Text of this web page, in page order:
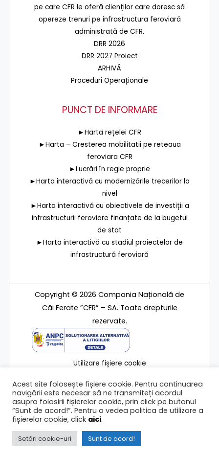
pe care CFR le oferă clienţilor care doresc să
opereze trenuri pe infrastructura feroviară
administrată de CFR.
DRR 2026
DRR 2027 Proiect
ARHIVĂ
Proceduri Operaționale
PUNCT DE INFORMARE
►Harta rețelei CFR
►Harta – Cresterea mobilitatii pe reteaua
feroviara CFR
►Lucrări în regie proprie
►Harta interactivă cu modernizările trecerilor la
nivel
►Harta interactivă cu obiectivele de investiții a
infrastructurii feroviare finanțate de la bugetul
de stat
►Harta interactivă cu stadiul proiectelor de
infrastructură feroviară
Copyright © 2026 Compania Națională de
Căi Ferate ”CFR” – SA. Toate drepturile
rezervate.
Utilizare fișiere cookie
Contact
Ultima modificare a paginii 19/04/2022
Acest site folosește fișiere cookie. Pentru continuarea
navigării este necesar să ne transmiteți acordul
asupra folosirii fișierelor cookie, prin click pe butonul
“Sunt de acord!”. Pentru a vedea politica de utilizare a
fișierelor cookie, click aici.
Setări cookie-uri Sunt de acord!